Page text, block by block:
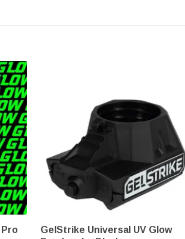
GelStrike Universal UV Glow